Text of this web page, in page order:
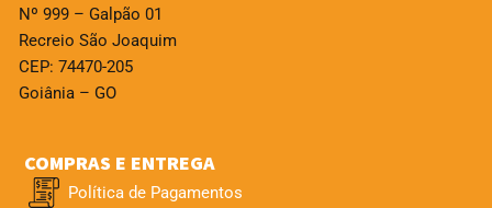
Nº 999 – Galpão 01
Recreio São Joaquim
CEP: 74470-205
Goiânia – GO
COMPRAS E ENTREGA
Política de Pagamentos